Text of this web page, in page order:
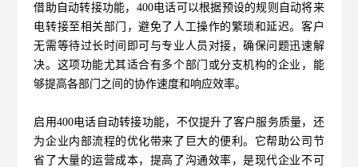
借助自动转接功能， 400电话 可以根据预设的规则自动将来
电转接至相关部门，避免了人工操作的繁琐和延迟。客户
无需等待过长时间即可与专业人员对接，确保问题迅速解
决。这项功能尤其适合有多个部门或分支机构的企业，能
够提高各部门之间的协作速度和响应效率。
启用400电话自动转接功能，不仅提升了客户服务质量，还
为企业内部流程的优化带来了巨大的便利。它帮助公司节
省了大量的运营成本，提高了沟通效率，是现代企业不可